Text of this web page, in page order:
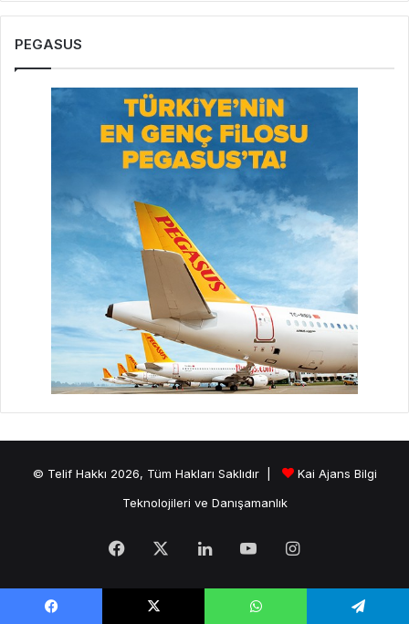
PEGASUS
© Telif Hakkı 2026, Tüm Hakları Saklıdır |
Kai Ajans Bilgi
Teknolojileri ve Danışamanlık
Facebook LinkedInYouTubeInstagram